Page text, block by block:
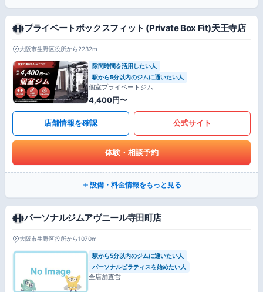
プライベートボックスフィット (Private Box Fit)天王寺店
大阪市生野区役所から2232m
隙間時間を活用したい人
駅から5分以内のジムに通いたい人
個室プライベートジム
4,400円〜
店舗情報を確認 公式サイト
体験・相談予約
設備・料金情報をもっと見る
パーソナルジムアヴニール寺田町店
大阪市生野区役所から1070m
駅から5分以内のジムに通いたい人
パーソナルピラティスを始めたい人
全店舗直営